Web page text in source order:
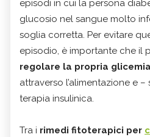
episodi in cui la persona
glucosio nel sangue molto
soglia corretta. Per evitare
episodio, è importante che il
regolare la propria
attraverso l’alimentazione e –
terapia insulinica.
Tra i rimedi fitoterapici per